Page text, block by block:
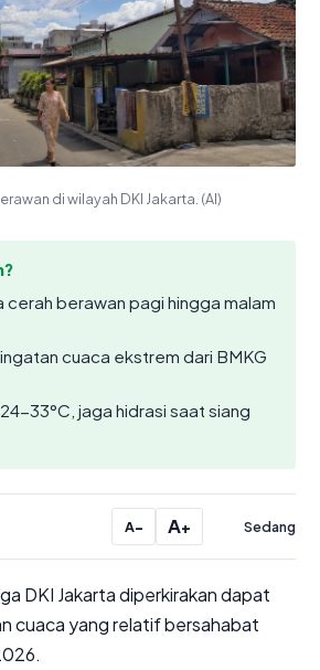
di wilayah DKI Jakarta. (AI)
cerah berawan pagi hingga malam
cuaca ekstrem dari BMKG
33°C, jaga hidrasi saat siang
A− A+ Sedang
DKI Jakarta diperkirakan dapat
cuaca yang relatif bersahabat